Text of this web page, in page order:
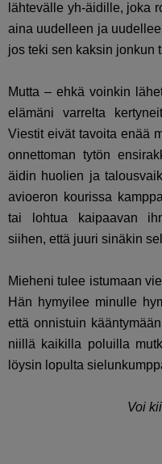
lähtevälle yh-äidille, joka
aina uudelleen ja
jos teki sen kaksin jonkun
Mutta – ehkä voinkin
elämäni varrelta
Viestit eivät tavoita enää
onnettoman tytön
äidin huolien ja
avioeron kourissa
tai lohtua kaipaavan
siihen, että juuri sinäkin
Mieheni tulee istumaan
Hän hymyilee minulle
että onnistuin
niillä kaikilla poluilla
löysin lopulta
Voi